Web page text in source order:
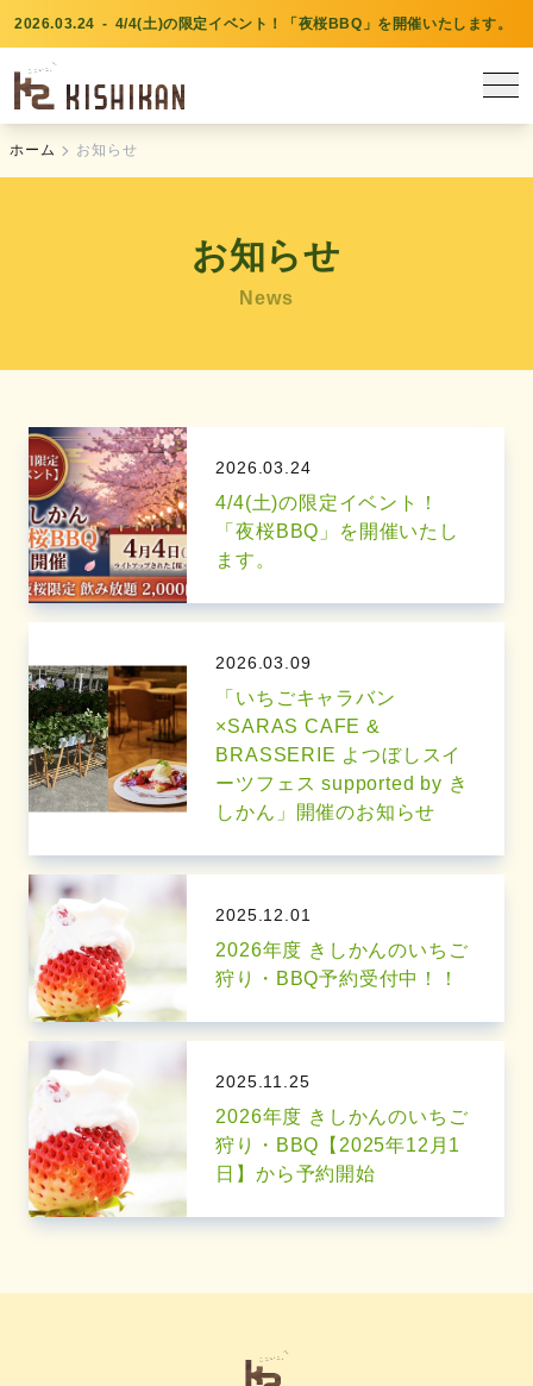
2026.03.24 - 4/4(土)の限定イベント！「夜桜BBQ」を開催いたします。
ホーム chevron_right お知らせ
お知らせ
News
2026.03.24
4/4(土)の限定イベント！
「夜桜BBQ」を開催いたし
ます。
2026.03.09
「いちごキャラバン
×SARAS CAFE &
BRASSERIE よつぼしスイ
ーツフェス supported by き
しかん」開催のお知らせ
2025.12.01
2026年度 きしかんのいちご
狩り・BBQ予約受付中！！
2025.11.25
2026年度 きしかんのいちご
狩り・BBQ【2025年12月1
日】から予約開始